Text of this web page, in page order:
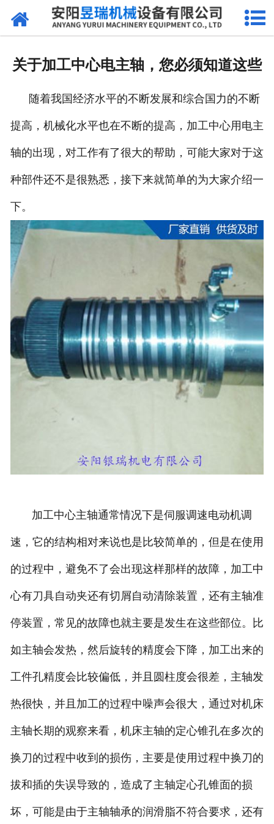
网站首页
联系我们
关于加工中心电主轴，您必须知道这些
随着我国经济水平的不断发展和综合国力的不断
提高，机械化水平也在不断的提高，加工中心用电主
轴的出现，对工作有了很大的帮助，可能大家对于这
种部件还不是很熟悉，接下来就简单的为大家介绍一
下。
加工中心主轴通常情况下是伺服调速电动机调
速，它的结构相对来说也是比较简单的，但是在使用
的过程中，避免不了会出现这样那样的故障，加工中
心有刀具自动夹还有切屑自动清除装置，还有主轴准
停装置，常见的故障也就主要是发生在这些部位。比
如主轴会发热，然后旋转的精度会下降，加工出来的
工件孔精度会比较偏低，并且圆柱度会很差，主轴发
热很快，并且加工的过程中噪声会很大，通过对机床
主轴长期的观察来看，机床主轴的定心锥孔在多次的
换刀的过程中收到的损伤，主要是使用过程中换刀的
拔和插的失误导致的，造成了主轴定心孔锥面的损
坏，可能是由于主轴轴承的润滑脂不符合要求，还有